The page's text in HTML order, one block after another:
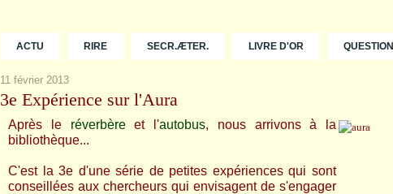
ACTU RIRE SECR.ÆTER. LIVRE D'OR QUESTION
11 février 2013
3e Expérience sur l'Aura
Après le réverbèreet l'autobus, nous arrivons à la
bibliothèque...
C'est la 3e d'une série de petites expériences qui sont
conseillées aux chercheurs qui envisagent de s'engager